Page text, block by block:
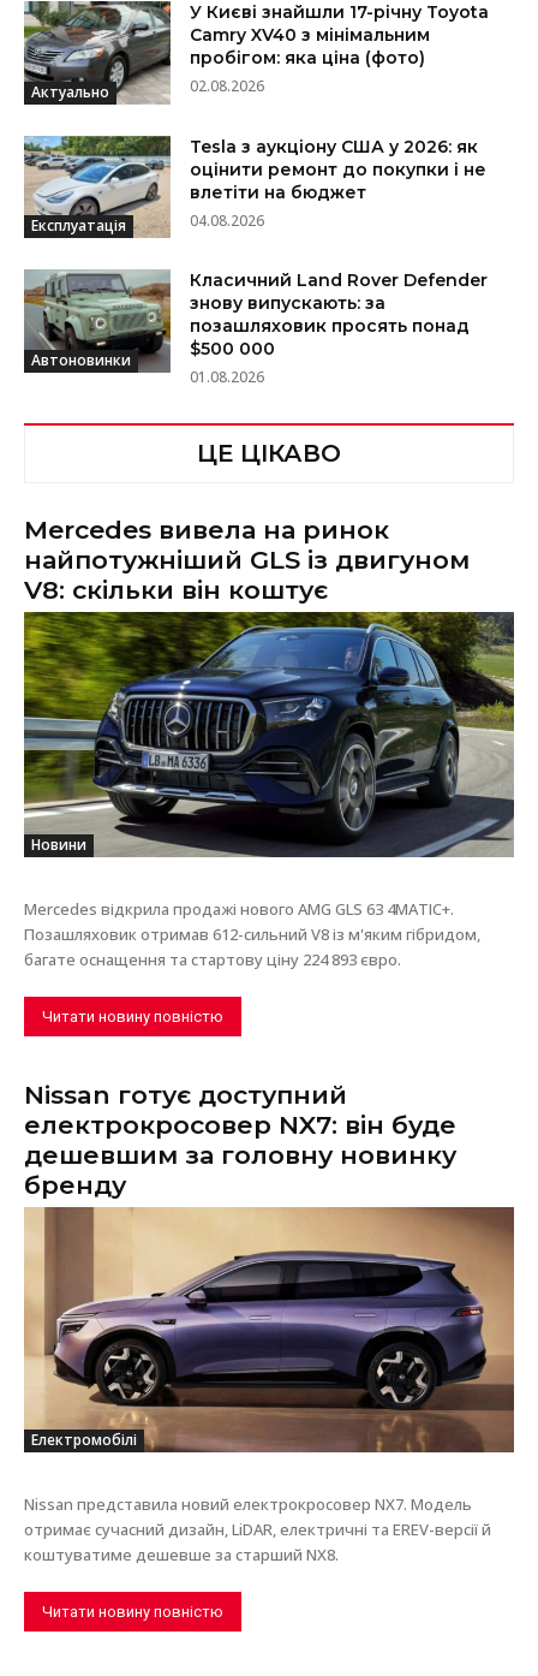
Актуально
У Києві знайшли 17-річну Toyota
Camry XV40 з мінімальним
пробігом: яка ціна (фото)
02.08.2026
Експлуатація
Tesla з аукціону США у 2026: як
оцінити ремонт до покупки і не
влетіти на бюджет
04.08.2026
Автоновинки
Класичний Land Rover Defender
знову випускають: за
позашляховик просять понад
$500 000
01.08.2026
ЦЕ ЦІКАВО
Mercedes вивела на ринок
найпотужніший GLS із двигуном
V8: скільки він коштує
Новини
Mercedes відкрила продажі нового AMG GLS 63 4MATIC+.
Позашляховик отримав 612-сильний V8 із м'яким гібридом,
багате оснащення та стартову ціну 224 893 євро.
Читати новину повністю
Nissan готує доступний
електрокросовер NX7: він буде
дешевшим за головну новинку
бренду
Електромобілі
Nissan представила новий електрокросовер NX7. Модель
отримає сучасний дизайн, LiDAR, електричні та EREV-версії й
коштуватиме дешевше за старший NX8.
Читати новину повністю